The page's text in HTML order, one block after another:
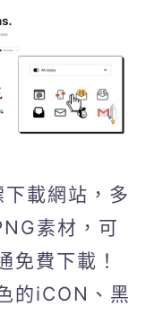
載網站，多
素材，可
免費下載！
的iCON、黑